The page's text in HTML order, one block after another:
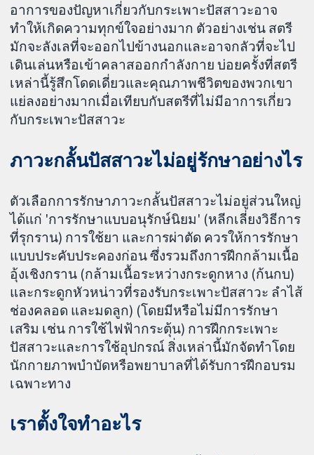
อาการของปัญหาเกี่ยวกับกระเพาะปัสสาวะอาจ
ทำให้เกิดความทุกข์ใจอย่างมาก ตัวอย่างเช่น สตรี
มักจะลังเลที่จะออกไปข้างนอกและอาจกลัวที่จะไป
เดินเล่นหรือเข้าคลาสออกกำลังกาย บ่อยครั้งที่สตรี
เหล่านี้รู้สึกโดดเดี่ยวและคุณภาพชีวิตของพวกเขา
แย่ลงอย่างมากเมื่อเทียบกับสตรีที่ไม่มีอาการเกี่ยว
กับกระเพาะปัสสาวะ
ภาวะกลั้นปัสสาวะไม่อยู่รักษาอย่างไร
ตัวเลือกการรักษาภาวะกลั้นปัสสาวะไม่อยู่ส่วนใหญ่
ได้แก่ 'การรักษาแบบอนุรักษ์นิยม' (หลีกเลี่ยงวิธีการ
ที่รุกราน) การใช้ยา และการผ่าตัด ควรให้การรักษา
แบบประคับประคองก่อน ซึ่งรวมถึงการฝึกกล้ามเนื้อ
อุ้งเชิงกราน (กล้ามเนื้อระหว่างกระดูกหาง (ก้นกบ)
และกระดูกหัวหน่าวที่รองรับกระเพาะปัสสาวะ ลำไส้
ช่องคลอด และมดลูก) (โดยมีหรือไม่มีการรักษา
เสริม เช่น การใช้ไฟฟ้ากระตุ้น) การฝึกกระเพาะ
ปัสสาวะและการใช้อุปกรณ์ สิ่งเหล่านี้มักจัดทำโดย
นักกายภาพบำบัดหรือพยาบาลที่ได้รับการฝึกอบรม
เฉพาะทาง
เราตั้งใจทำอะไร